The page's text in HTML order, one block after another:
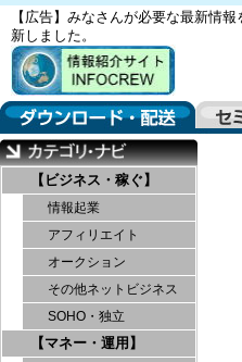
【広告】みなさんが必要な最新情
新しました。
【ビジネス・稼ぐ】
情報起業
アフィリエイト
オークション
その他ネットビジネス
SOHO・独立
【マネー・運用】